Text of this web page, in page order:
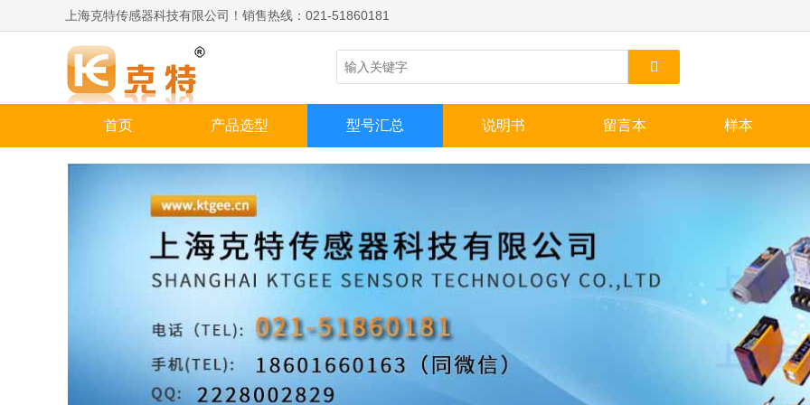
上海克特传感器科技有限公司！销售热线：021-51860181
首页 产品选型 型号汇总 说明书 留言本 样本